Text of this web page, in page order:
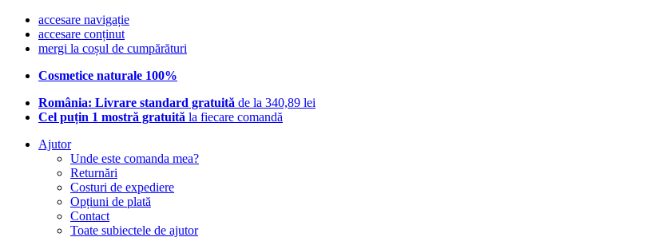
accesare navigație
accesare conținut
mergi la coșul de cumpărături
Cosmetice naturale 100%
România: Livrare standard gratuită de la 340,89 lei
Cel puțin 1 mostră gratuită la fiecare comandă
Ajutor
Unde este comanda mea?
Returnări
Costuri de expediere
Opțiuni de plată
Contact
Toate subiectele de ajutor